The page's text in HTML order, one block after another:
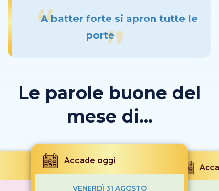
A batter forte si apron tutte le
porte
Le parole buone del
mese di...
Accade oggi
VENERDÌ 31 AGOSTO